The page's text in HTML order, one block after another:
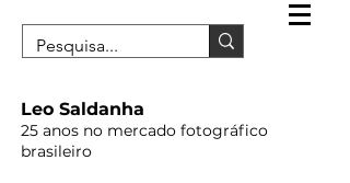
Leo Saldanha
25 anos no mercado fotográfico
brasileiro